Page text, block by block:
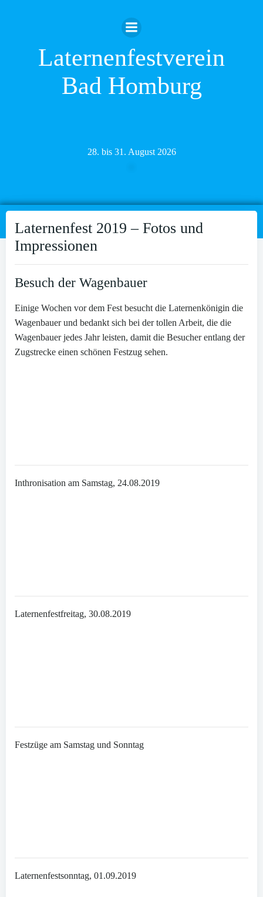
Inhalt
springen
Laternenfestverein
Bad Homburg
28. bis 31. August 2026
Laternenfest 2019 – Fotos und
Impressionen
Besuch der Wagenbauer
Einige Wochen vor dem Fest besucht die Laternenkönigin die
Wagenbauer und bedankt sich bei der tollen Arbeit, die die
Wagenbauer jedes Jahr leisten, damit die Besucher entlang der
Zugstrecke einen schönen Festzug sehen.
Inthronisation am Samstag, 24.08.2019
Laternenfestfreitag, 30.08.2019
Festzüge am Samstag und Sonntag
Laternenfestsonntag, 01.09.2019